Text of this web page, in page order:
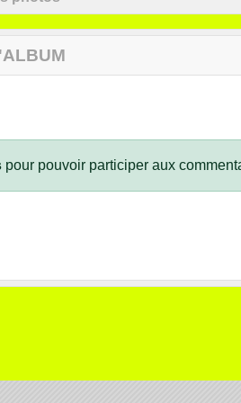
pour pouvoir participer aux